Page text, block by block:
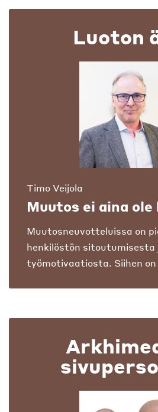
Luoton
Timo Veijola
Muutos ei aina ole
Muutosneuvotteluissa on
henkilöstön sitoutumisesta
työmotivaatiosta. Siihen